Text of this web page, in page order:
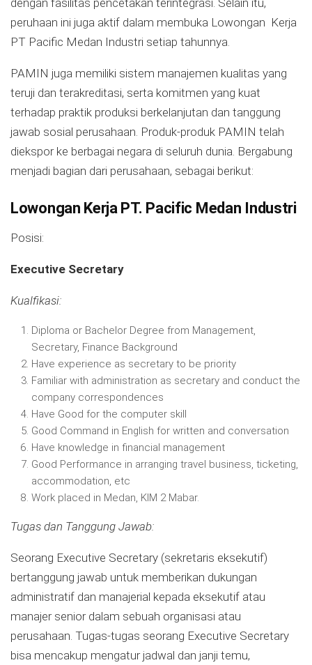
dengan fasilitas pencetakan terintegrasi. Selain itu,
peruhaan ini juga aktif dalam membuka Lowongan Kerja
PT Pacific Medan Industri setiap tahunnya.
PAMIN juga memiliki sistem manajemen kualitas yang
teruji dan terakreditasi, serta komitmen yang kuat
terhadap praktik produksi berkelanjutan dan tanggung
jawab sosial perusahaan. Produk-produk PAMIN telah
diekspor ke berbagai negara di seluruh dunia. Bergabung
menjadi bagian dari perusahaan, sebagai berikut:
Lowongan Kerja PT. Pacific Medan Industri
Posisi:
Executive Secretary
Kualfikasi:
Diploma or Bachelor Degree from Management,
Secretary, Finance Background
Have experience as secretary to be priority
Familiar with administration as secretary and conduct the
company correspondences
Have Good for the computer skill
Good Command in English for written and conversation
Have knowledge in financial management
Good Performance in arranging travel business, ticketing,
accommodation, etc
Work placed in Medan, KIM 2 Mabar.
Tugas dan Tanggung Jawab:
Seorang Executive Secretary (sekretaris eksekutif)
bertanggung jawab untuk memberikan dukungan
administratif dan manajerial kepada eksekutif atau
manajer senior dalam sebuah organisasi atau
perusahaan. Tugas-tugas seorang Executive Secretary
bisa mencakup mengatur jadwal dan janji temu,